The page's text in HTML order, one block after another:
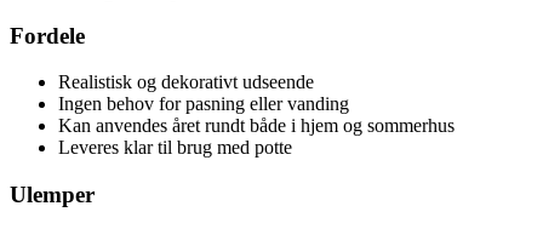
Fordele
Realistisk og dekorativt udseende
Ingen behov for pasning eller vanding
Kan anvendes året rundt både i hjem og sommerhus
Leveres klar til brug med potte
Ulemper